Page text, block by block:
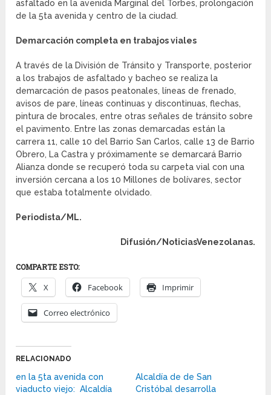
asfaltado en la avenida Marginal del Torbes, prolongación
de la 5ta avenida y centro de la ciudad.
Demarcación completa en trabajos viales
A través de la División de Tránsito y Transporte, posterior
a los trabajos de asfaltado y bacheo se realiza la
demarcación de pasos peatonales, líneas de frenado,
avisos de pare, líneas continuas y discontinuas, flechas,
pintura de brocales, entre otras señales de tránsito sobre
el pavimento. Entre las zonas demarcadas están la
carrera 11, calle 10 del Barrio San Carlos, calle 13 de Barrio
Obrero, La Castra y próximamente se demarcará Barrio
Alianza donde se recuperó toda su carpeta vial con una
inversión cercana a los 10 Millones de bolívares, sector
que estaba totalmente olvidado.
Periodista/ML.
Difusión/NoticiasVenezolanas.
COMPARTE ESTO:
X Facebook Imprimir
Correo electrónico
RELACIONADO
en la 5ta avenida con
viaducto viejo: ​​ Alcaldía
Alcaldía de de San
Cristóbal desarrolla